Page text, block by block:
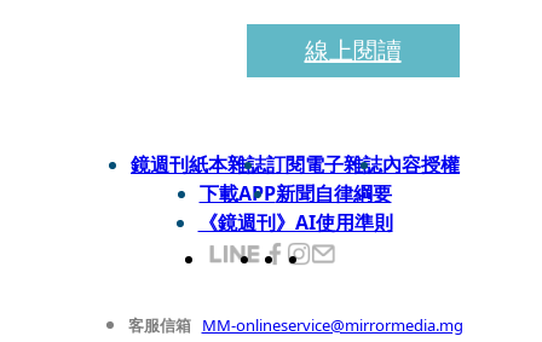
線上閱讀
鏡週刊紙本雜誌訂閱電子雜誌內容授權
下載APP新聞自律綱要
《鏡週刊》AI使用準則
客服信箱 MM-onlineservice@mirrormedia.mg